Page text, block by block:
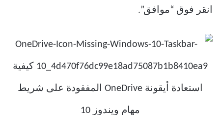
انقر فوق “موافق”.